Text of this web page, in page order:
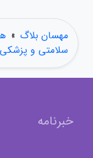
مهسان بلاگ »
سلامتی و پزشکی
خبرنامه